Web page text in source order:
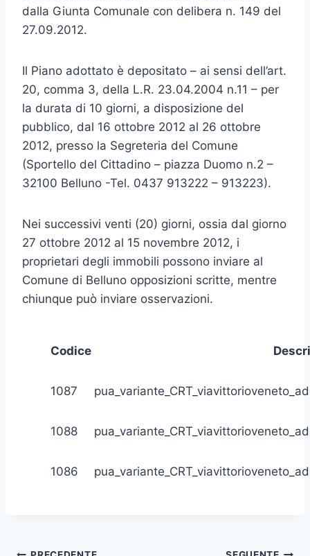
dalla Giunta Comunale con delibera n. 149 del
27.09.2012.
Il Piano adottato è depositato – ai sensi dell’art.
20, comma 3, della L.R. 23.04.2004 n.11 – per
la durata di 10 giorni, a disposizione del
pubblico, dal 16 ottobre 2012 al 26 ottobre
2012, presso la Segreteria del Comune
(Sportello del Cittadino – piazza Duomo n.2 –
32100 Belluno -Tel. 0437 913222 – 913223).
Nei successivi venti (20) giorni, ossia dal giorno
27 ottobre 2012 al 15 novembre 2012, i
proprietari degli immobili possono inviare al
Comune di Belluno opposizioni scritte, mentre
chiunque può inviare osservazioni.
Codice
1087
1088
1086